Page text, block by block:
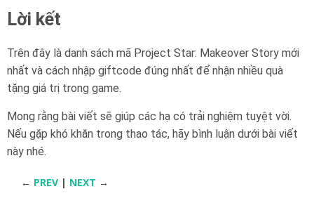
Lời kết
Trên đây là danh sách mã Project Star: Makeover Story mới
nhất và cách nhập giftcode đúng nhất để nhận nhiều quà
tặng giá trị trong game.
Mong rằng bài viết sẽ giúp các hạ có trải nghiệm tuyệt vời.
Nếu gặp khó khăn trong thao tác, hãy bình luận dưới bài viết
này nhé.
← PREV | NEXT →